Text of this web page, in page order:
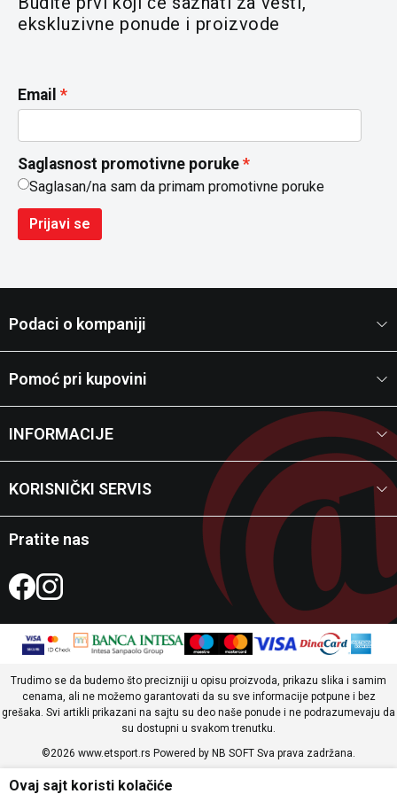
ekskluzivne ponude i proizvode
Email
Saglasnost promotivne poruke
Saglasan/na sam da primam promotivne poruke
Prijavi se
Podaci o kompaniji
Pomoć pri kupovini
INFORMACIJE
KORISNIČKI SERVIS
Pratite nas
Trudimo se da budemo što precizniji u opisu proizvoda, prikazu slika i samim
cenama, ali ne možemo garantovati da su sve informacije potpune i bez
grešaka. Svi artikli prikazani na sajtu su deo naše ponude i ne podrazumevaju da
su dostupni u svakom trenutku.
©2026 www.etsport.rs Powered by NB SOFT Sva prava zadržana.
Ovaj sajt koristi kolačiće